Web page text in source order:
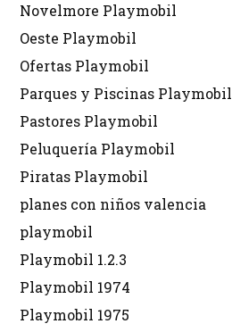
Novelmore Playmobil
Oeste Playmobil
Ofertas Playmobil
Parques y Piscinas Playmobil
Pastores Playmobil
Peluquería Playmobil
Piratas Playmobil
planes con niños valencia
playmobil
Playmobil 1.2.3
Playmobil 1974
Playmobil 1975